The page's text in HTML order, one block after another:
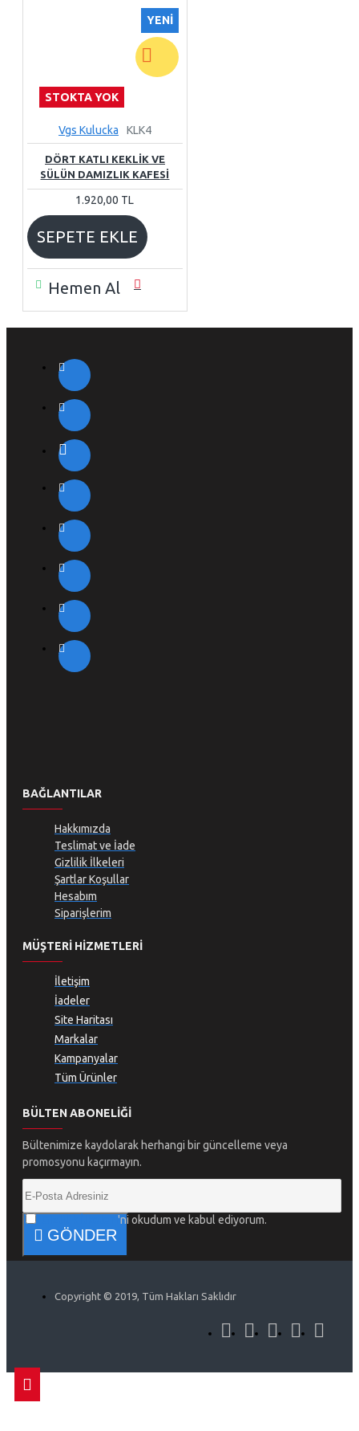
YENI
STOKTA YOK
Vgs Kulucka KLK4
DÖRT KATLI KEKLİK VE
SÜLÜN DAMIZLIK KAFESİ
1.920,00 TL
SEPETE EKLE
Hemen Al
BAĞLANTILAR
Hakkımızda
Teslimat ve İade
Gizlilik İlkeleri
Şartlar Koşullar
Hesabım
Siparişlerim
MÜŞTERI HIZMETLERI
İletişim
İadeler
Site Haritası
Markalar
Kampanyalar
Tüm Ürünler
BÜLTEN ABONELIĞI
Bültenimize kaydolarak herhangi bir güncelleme veya
promosyonu kaçırmayın.
GÖNDER
'ni okudum ve kabul ediyorum.
Copyright © 2019, Tüm Hakları Saklıdır